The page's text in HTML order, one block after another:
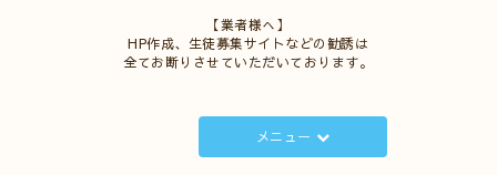
【業者様へ】
HP作成、生徒募集サイトなどの勧誘は
全てお断りさせていただいております。
メニュー